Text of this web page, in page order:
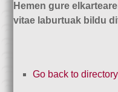
Hemen gure
vitae laburtuak bildu
Go back to